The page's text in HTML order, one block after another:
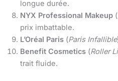
longue durée.
NYX Professional Makeup (
prix imbattable.
L’Oréal Paris (Paris Infallible
Benefit Cosmetics (Roller
trait fluide.